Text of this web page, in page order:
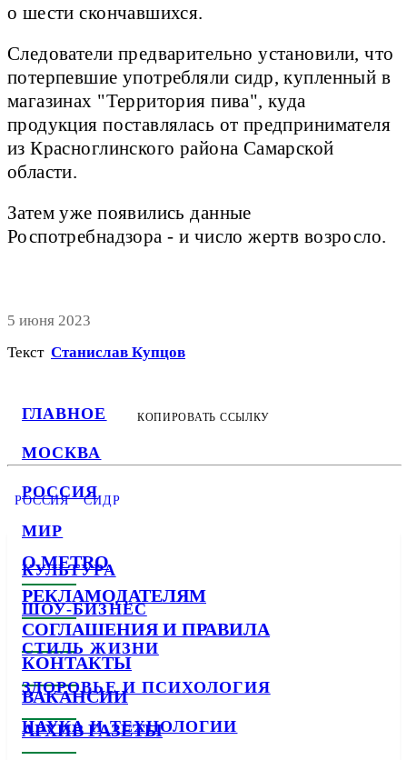
ГЛАВНОЕ
МОСКВА
РОССИЯ
МИР
КУЛЬТУРА
ШОУ-БИЗНЕС
СТИЛЬ ЖИЗНИ
ЗДОРОВЬЕ И ПСИХОЛОГИЯ
НАУКА И ТЕХНОЛОГИИ
о шести скончавшихся.
Следователи предварительно установили, что
потерпевшие употребляли сидр, купленный в
магазинах "Территория пива", куда
продукция поставлялась от предпринимателя
из Красноглинского района Самарской
области.
Затем уже появились данные
Роспотребнадзора - и число жертв возросло.
5 июня 2023
Текст Станислав Купцов
КОПИРОВАТЬ ССЫЛКУ
РОССИЯ СИДР
О METRO
РЕКЛАМОДАТЕЛЯМ
СОГЛАШЕНИЯ И ПРАВИЛА
КОНТАКТЫ
ВАКАНСИИ
АРХИВ ГАЗЕТЫ